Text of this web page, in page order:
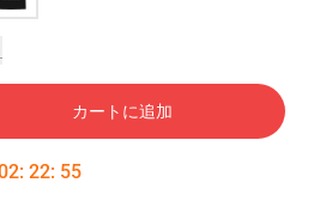
カートに追加
: 22: 54